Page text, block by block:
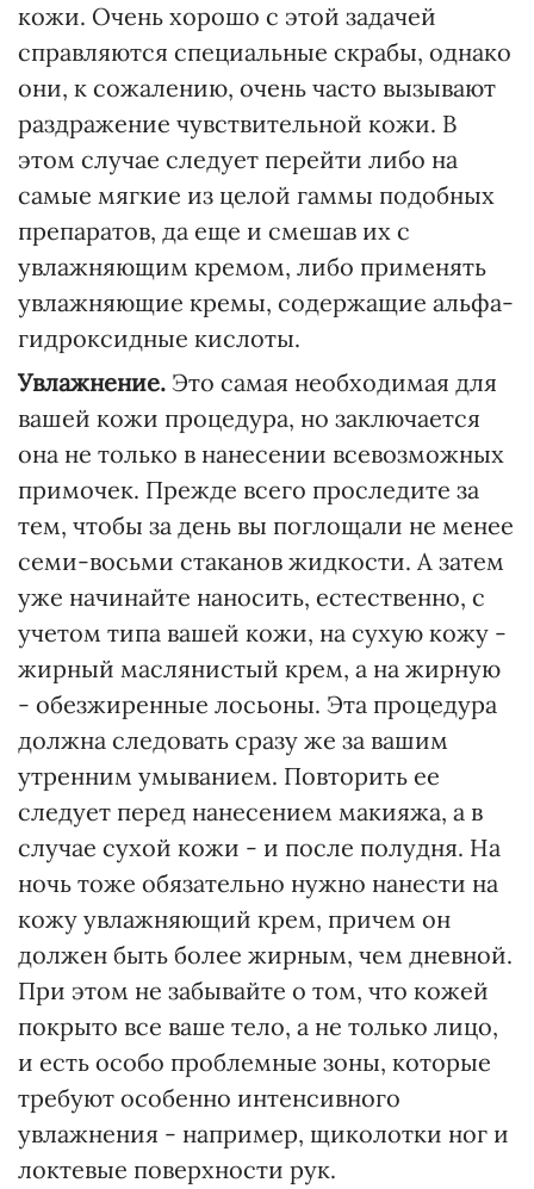
кожи. Очень хорошо с этой задачей
справляются специальные скрабы, однако
они, к сожалению, очень часто вызывают
раздражение чувствительной кожи. В
этом случае следует перейти либо на
самые мягкие из целой гаммы подобных
препаратов, да еще и смешав их с
увлажняющим кремом, либо применять
увлажняющие кремы, содержащие альфа-
гидроксидные кислоты.
Увлажнение. Это самая необходимая для
вашей кожи процедура, но заключается
она не только в нанесении всевозможных
примочек. Прежде всего проследите за
тем, чтобы за день вы поглощали не менее
семи-восьми стаканов жидкости. А затем
уже начинайте наносить, естественно, с
учетом типа вашей кожи, на сухую кожу -
жирный маслянистый крем, а на жирную
- обезжиренные лосьоны. Эта процедура
должна следовать сразу же за вашим
утренним умыванием. Повторить ее
следует перед нанесением макияжа, а в
случае сухой кожи - и после полудня. На
ночь тоже обязательно нужно нанести на
кожу увлажняющий крем, причем он
должен быть более жирным, чем дневной.
При этом не забывайте о том, что кожей
покрыто все ваше тело, а не только лицо,
и есть особо проблемные зоны, которые
требуют особенно интенсивного
увлажнения - например, щиколотки ног и
локтевые поверхности рук.